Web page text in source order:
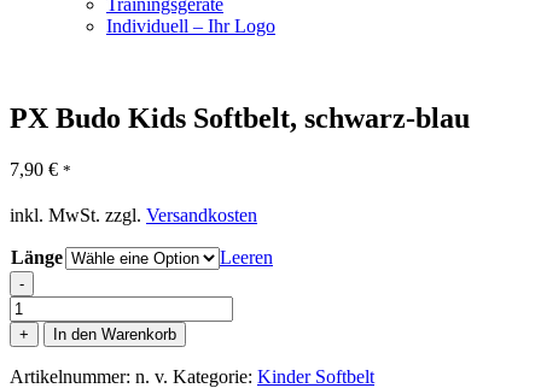
Trainingsgeräte
Individuell – Ihr Logo
PX Budo Kids Softbelt, schwarz-blau
7,90 € *
inkl. MwSt. zzgl. Versandkosten
Länge Leeren
-
PX
Budo
Kids
Softbelt,
+ In den Warenkorb
Artikelnummer: n. v. Kategorie: Kinder Softbelt